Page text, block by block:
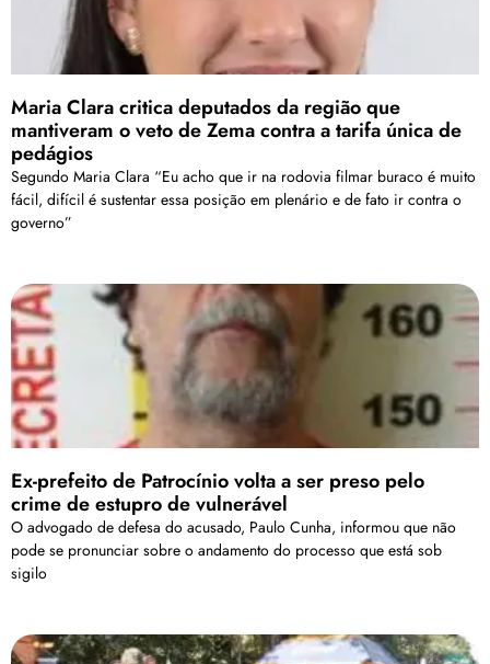
Maria Clara critica deputados da região que
mantiveram o veto de Zema contra a tarifa única de
pedágios
Segundo Maria Clara “Eu acho que ir na rodovia filmar buraco é muito
fácil, difícil é sustentar essa posição em plenário e de fato ir contra o
governo”
Ex-prefeito de Patrocínio volta a ser preso pelo
crime de estupro de vulnerável
O advogado de defesa do acusado, Paulo Cunha, informou que não
pode se pronunciar sobre o andamento do processo que está sob
sigilo